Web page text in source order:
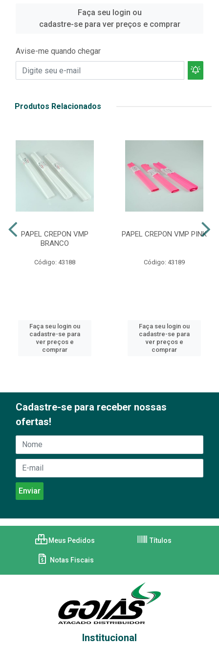
Faça seu login ou
cadastre-se para ver preços e comprar
Avise-me quando chegar
Produtos Relacionados
PAPEL CREPON VMP
BRANCO
Código: 43188
Faça seu login ou
cadastre-se para
ver preços e
comprar
PAPEL CREPON VMP PINK
Código: 43189
Faça seu login ou
cadastre-se para
ver preços e
comprar
Cadastre-se para receber nossas
ofertas!
Meus Pedidos Títulos
Notas Fiscais
Institucional